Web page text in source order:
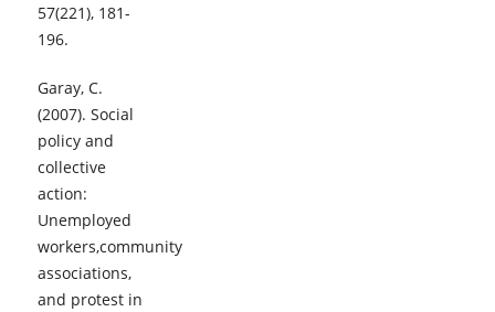
57(221), 181-
196.
Garay, C.
(2007). Social
policy and
collective
action:
Unemployed
workers,community
associations,
and protest in